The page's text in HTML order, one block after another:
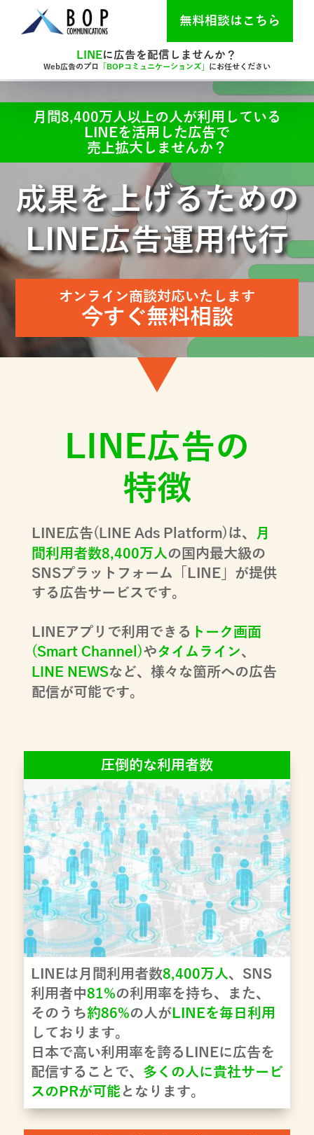
無料相談はこちら
LINEに広告を配信しませんか？
Web広告のプロ 「BOPコミュニケーションズ」 にお任せください
月間8,400万人以上の人が利用している
LINEを活用した広告で
売上拡大しませんか？
成果を上げるための
LINE広告運用代行
オンライン商談対応いたします
今すぐ無料相談
LINE広告の
特徴
LINE広告( LINE Ads Platform)は、
月
間利用者数8,400万人の国内最大級の
SNSプラットフォーム「LINE」が提供
する広告サービスです。
LINEアプリで利用できる トーク画面
(Smart Channel )やタイムライン、
LINE NEWSなど、様々な箇所への広告
配信が可能です。
圧倒的な利用者数
LINEは月間利用者数8,400万人、SNS
利用者中81%の利用率を持ち、また、
そのうち約86%の人がLINEを毎日利用
しております。
日本で高い利用率を誇るLINEに広告を
配信することで、 多くの人に貴社サービ
スのPRが可能 となります。